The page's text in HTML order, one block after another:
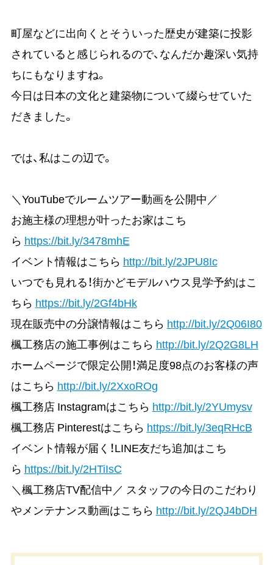
町屋などに出向くとそういった歴史が建築に投影
されていると感じられるので、なんだか趣深い気持
ちにもなりますね。
今日は日本の文化と建築物について綴らせていた
だきました。
では、私はこの辺で。
＼YouTubeでルームツアー動画を公開中／
お施主様の理想が叶ったお家はこち
ら https://bit.ly/3478mhE
イベント情報はこちら http://bit.ly/2JPU8Ic
いつでも見れる！街かどモデルハウス見学予約はこ
ちら https://bit.ly/2Gf4bHk
現在販売中の分譲情報はこちら http://bit.ly/2Q06I80
楓工務店の施工事例はこちら http://bit.ly/2Q2G8LH
ホームページで限定公開！満足度98点のお客様の声
はこちら http://bit.ly/2XxoROg
楓工務店 Instagramはこちら http://bit.ly/2YUmysv
楓工務店 Pinterestはこちら https://bit.ly/3eqRHcB
イベント情報が届く！LINE友だち追加はこち
ら https://bit.ly/2HTiIsC
＼楓工務店TV配信中／ スタッフの今日のこだわり
やメンテナンス動画はこちら http://bit.ly/2QJ4bDH